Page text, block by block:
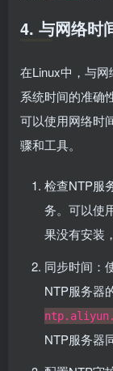
4. 与网络时
在Linux中，与
系统时间的准确
可以使用网络时
骤和工具。
检查NTP服
务。可以使
果没有安装
同步时间：
NTP服务器
NTP服务器